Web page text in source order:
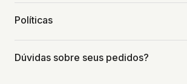
Políticas
Dúvidas sobre seus pedidos?